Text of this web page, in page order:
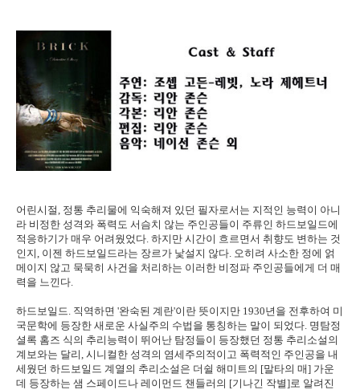
어린시절, 정통 추리물에 익숙해져 있던 필자로서는 지적인 능력이 아니
라 비정한 성격와 폭력도 서슴치 않는 주인공들이 주류인 하드보일드에
적응하기가 매우 어려웠었다. 하지만 시간이 흐르면서 취향도 변하는 것
인지, 이젠 하드보일드라는 장르가 낯설지 않다. 오히려 사소한 정에 얽
메이지 않고 묵묵히 사건을 처리하는 이러한 비정파 주인공들에게 더 매
력을 느낀다.
하드보일드. 직역하면 '완숙된 계란'이란 뜻이지만 1930년을 전후하여 미
국문학에 등장한 새로운 사실주의 수법을 통칭하는 말이 되었다. 명탐정
셜록 홈즈 식의 추리능력이 뛰어난 탐정들이 등장했던 정통 추리소설의
계보와는 달리, 시니컬한 성격의 염세주의적이고 폭력적인 주인공을 내
세웠던 하드보일드 계열의 추리소설은 더쉴 해미트의 [말타의 매] 가운
데 등장하는 샘 스페이드나 레이먼드 챈들러의 [기나긴 작별]로 알려진